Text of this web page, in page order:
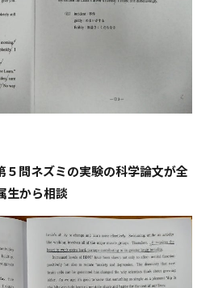
５問ネズミの実験の科学論文が全
生から相談